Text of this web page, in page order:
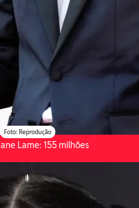
Foto: Reprodução
Lame: 155 milhões